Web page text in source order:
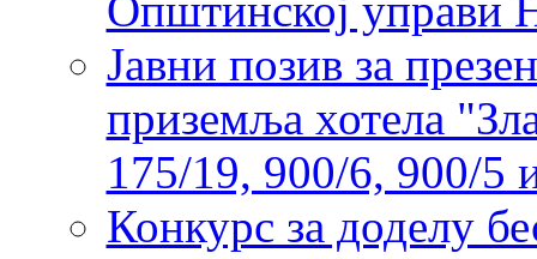
Јавни позив за
приземља хотела
175/19, 900/6, 900/5
Конкурс за доделу